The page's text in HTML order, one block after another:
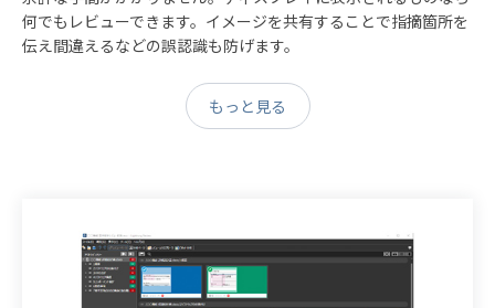
何でもレビューできます。イメージを共有することで指摘箇所を
伝え間違えるなどの誤認識も防げます。
もっと見る